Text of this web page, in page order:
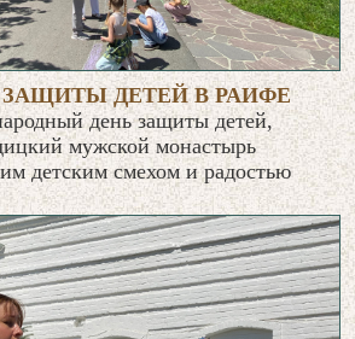
ЗАЩИТЫ ДЕТЕЙ В РАИФЕ
день защиты детей,
мужской монастырь
детским смехом и радостью